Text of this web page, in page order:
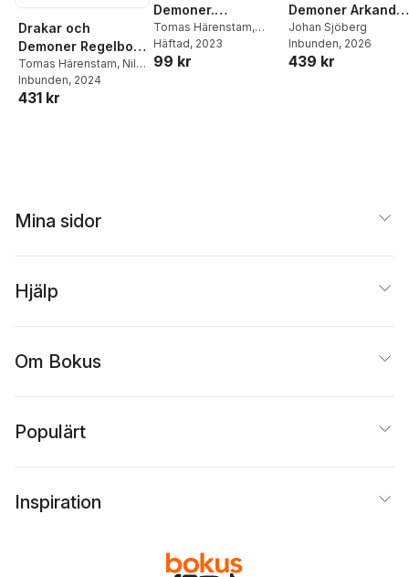
Drakar och
Demoner Regelbok
Standardutgåva
Tomas Härenstam, Nils
Karlén
Inbunden, 2024
431 kr
Demoner.
Snabbstart
Tomas Härenstam,
Andreas Marklund
Krister Sundelin
Häftad, 2023
99 kr
Demoner Arkand
Standardutgåva
Johan Sjöberg
Inbunden, 2026
439 kr
Mina sidor
Hjälp
Om Bokus
Populärt
Inspiration